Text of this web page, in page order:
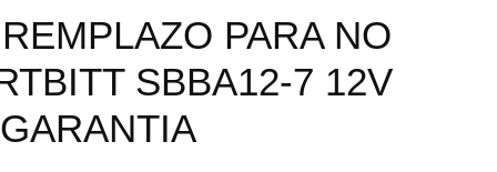
PARA NO
SBBA12-7 12V